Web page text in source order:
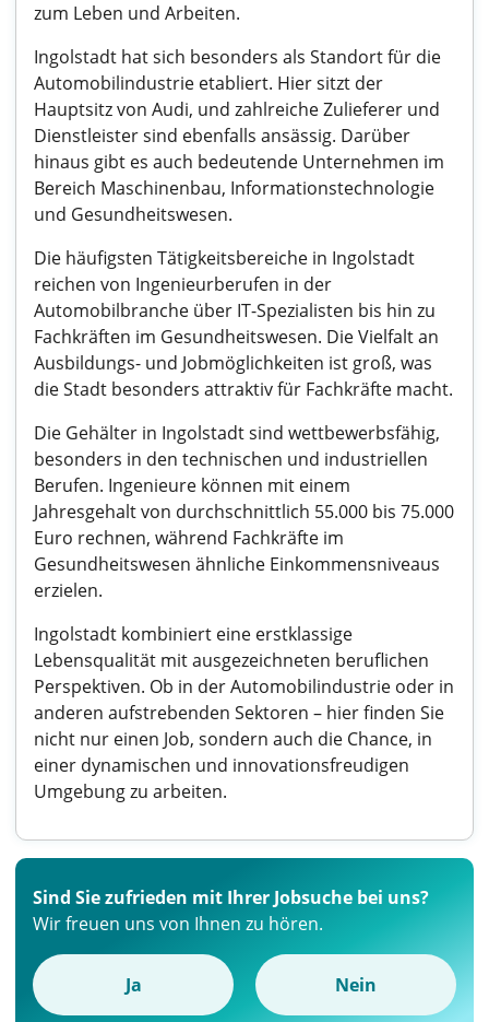
zum Leben und Arbeiten.
Ingolstadt hat sich besonders als Standort für die
Automobilindustrie etabliert. Hier sitzt der
Hauptsitz von Audi, und zahlreiche Zulieferer und
Dienstleister sind ebenfalls ansässig. Darüber
hinaus gibt es auch bedeutende Unternehmen im
Bereich Maschinenbau, Informationstechnologie
und Gesundheitswesen.
Die häufigsten Tätigkeitsbereiche in Ingolstadt
reichen von Ingenieurberufen in der
Automobilbranche über IT-Spezialisten bis hin zu
Fachkräften im Gesundheitswesen. Die Vielfalt an
Ausbildungs- und Jobmöglichkeiten ist groß, was
die Stadt besonders attraktiv für Fachkräfte macht.
Die Gehälter in Ingolstadt sind wettbewerbsfähig,
besonders in den technischen und industriellen
Berufen. Ingenieure können mit einem
Jahresgehalt von durchschnittlich 55.000 bis 75.000
Euro rechnen, während Fachkräfte im
Gesundheitswesen ähnliche Einkommensniveaus
erzielen.
Ingolstadt kombiniert eine erstklassige
Lebensqualität mit ausgezeichneten beruflichen
Perspektiven. Ob in der Automobilindustrie oder in
anderen aufstrebenden Sektoren – hier finden Sie
nicht nur einen Job, sondern auch die Chance, in
einer dynamischen und innovationsfreudigen
Umgebung zu arbeiten.
Sind Sie zufrieden mit Ihrer Jobsuche bei uns?
Wir freuen uns von Ihnen zu hören.
Ja Nein